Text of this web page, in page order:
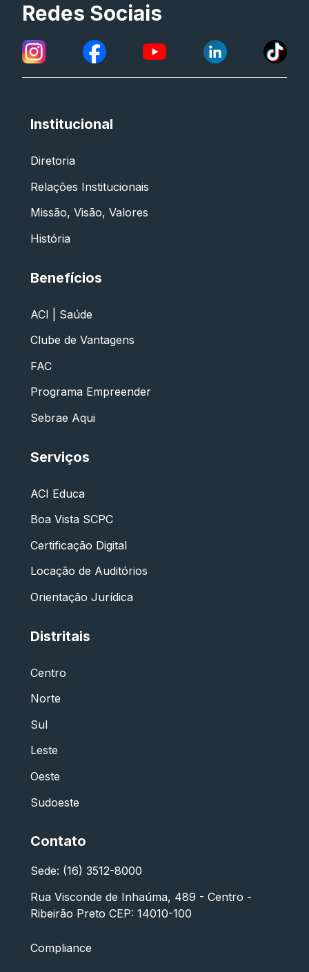
Redes Sociais
Institucional
Diretoria
Relações Institucionais
Missão, Visão, Valores
História
Benefícios
ACI | Saúde
Clube de Vantagens
FAC
Programa Empreender
Sebrae Aqui
Serviços
ACI Educa
Boa Vista SCPC
Certificação Digital
Locação de Auditórios
Orientação Jurídica
Distritais
Centro
Norte
Sul
Leste
Oeste
Sudoeste
Contato
Sede: (16) 3512-8000
Rua Visconde de Inhaúma, 489 - Centro -
Ribeirão Preto CEP: 14010-100
Compliance